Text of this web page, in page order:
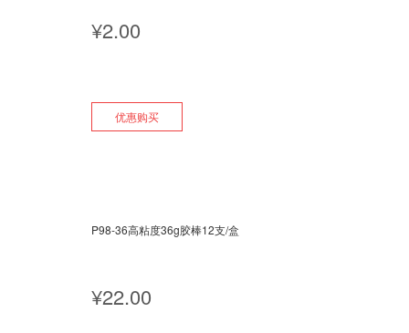
¥2.00
优惠购买
P98-36高粘度36g胶棒12支/盒
¥22.00